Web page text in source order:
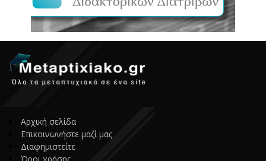
Αρχική σελίδα
Επικοινωνήστε μαζί μας
Διαφημιστείτε